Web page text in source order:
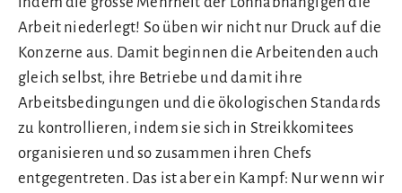
Arbeit niederlegt! So üben wir nicht nur Druck auf die
Konzerne aus. Damit beginnen die Arbeitenden auch
gleich selbst, ihre Betriebe und damit ihre
Arbeitsbedingungen und die ökologischen Standards
zu kontrollieren, indem sie sich in Streikkomitees
organisieren und so zusammen ihren Chefs
entgegentreten. Das ist aber ein Kampf: Nur wenn wir